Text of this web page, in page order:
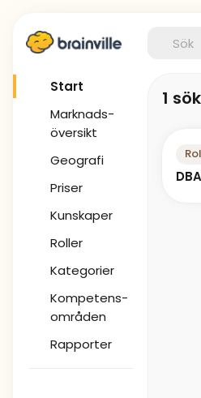
Start
Marknads-
översikt
Geografi
Priser
Kunskaper
Roller
Kategorier
Kompetens-
områden
Rapporter
1
DBA